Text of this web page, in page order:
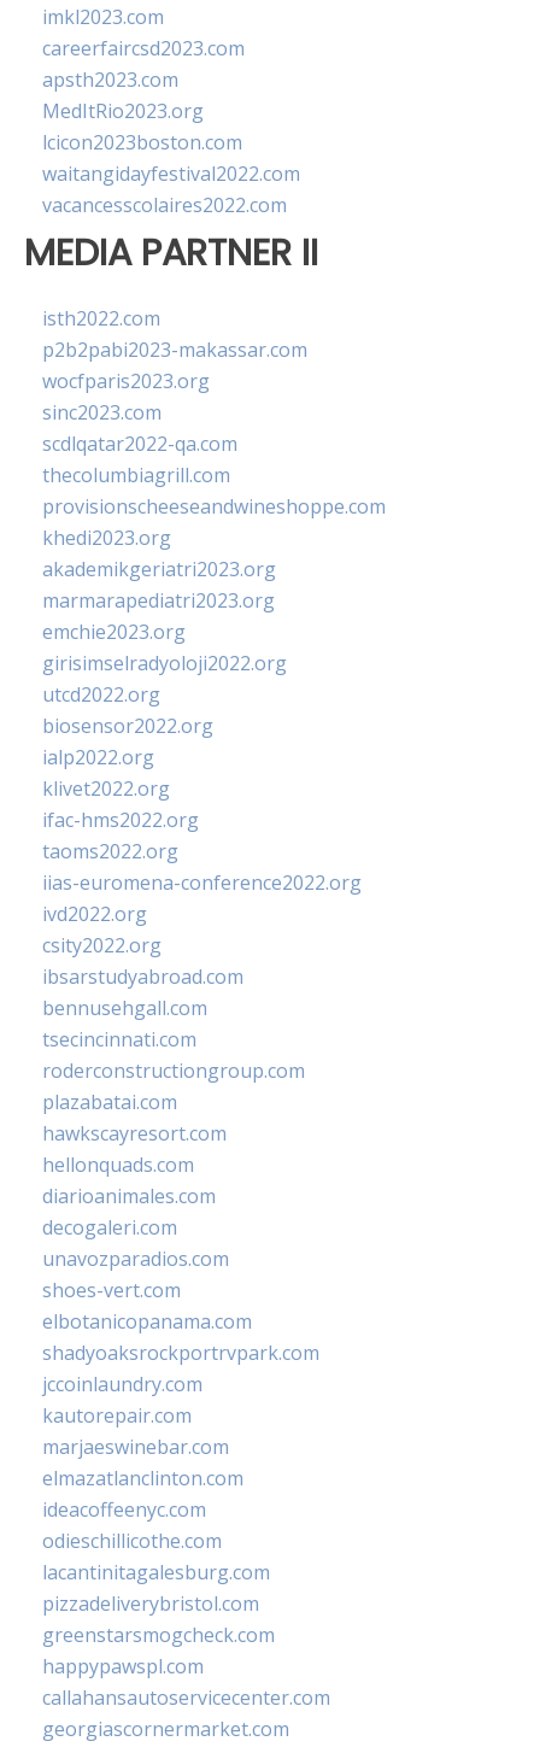
imkl2023.com
careerfaircsd2023.com
apsth2023.com
MedItRio2023.org
lcicon2023boston.com
waitangidayfestival2022.com
vacancesscolaires2022.com
MEDIA PARTNER II
isth2022.com
p2b2pabi2023-makassar.com
wocfparis2023.org
sinc2023.com
scdlqatar2022-qa.com
thecolumbiagrill.com
provisionscheeseandwineshoppe.com
khedi2023.org
akademikgeriatri2023.org
marmarapediatri2023.org
emchie2023.org
girisimselradyoloji2022.org
utcd2022.org
biosensor2022.org
ialp2022.org
klivet2022.org
ifac-hms2022.org
taoms2022.org
iias-euromena-conference2022.org
ivd2022.org
csity2022.org
ibsarstudyabroad.com
bennusehgall.com
tsecincinnati.com
roderconstructiongroup.com
plazabatai.com
hawkscayresort.com
hellonquads.com
diarioanimales.com
decogaleri.com
unavozparadios.com
shoes-vert.com
elbotanicopanama.com
shadyoaksrockportrvpark.com
jccoinlaundry.com
kautorepair.com
marjaeswinebar.com
elmazatlanclinton.com
ideacoffeenyc.com
odieschillicothe.com
lacantinitagalesburg.com
pizzadeliverybristol.com
greenstarsmogcheck.com
happypawspl.com
callahansautoservicecenter.com
georgiascornermarket.com